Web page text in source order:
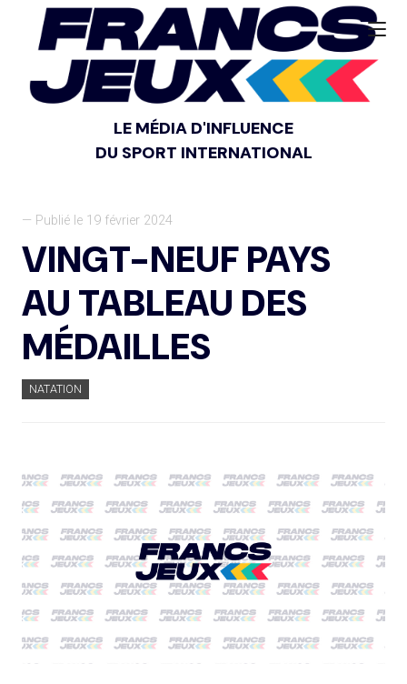
LE MÉDIA D'INFLUENCE
DU SPORT INTERNATIONAL
— Publié le 19 février 2024
VINGT-NEUF PAYS
AU TABLEAU DES
MÉDAILLES
NATATION